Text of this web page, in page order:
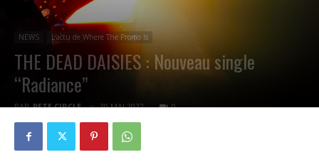
NEWS L'actu de Where The Promo Is
THE DEAD DAISIES : Nouveau single
“Radiance”
PAR PETE CIRCLE 30 MAI 2022 0